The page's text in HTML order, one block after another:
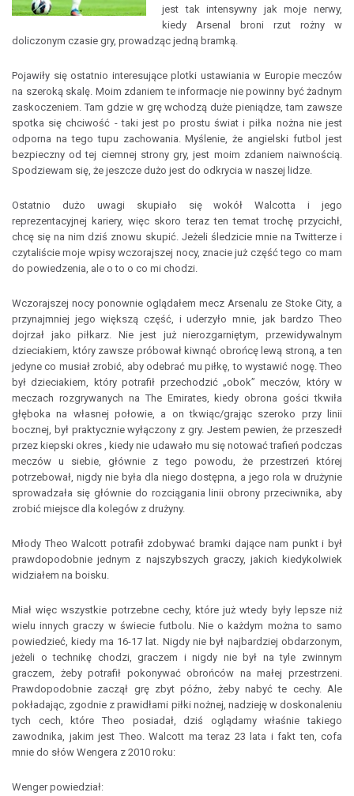
jest tak intensywny jak moje nerwy,
kiedy Arsenal broni rzut rożny w
doliczonym czasie gry, prowadząc jedną bramką.
Pojawiły się ostatnio interesujące plotki ustawiania w Europie meczów
na szeroką skalę. Moim zdaniem te informacje nie powinny być żadnym
zaskoczeniem. Tam gdzie w grę wchodzą duże pieniądze, tam zawsze
spotka się chciwość - taki jest po prostu świat i piłka nożna nie jest
odporna na tego tupu zachowania. Myślenie, że angielski futbol jest
bezpieczny od tej ciemnej strony gry, jest moim zdaniem naiwnością.
Spodziewam się, że jeszcze dużo jest do odkrycia w naszej lidze.
Ostatnio dużo uwagi skupiało się wokół Walcotta i jego
reprezentacyjnej kariery, więc skoro teraz ten temat trochę przycichł,
chcę się na nim dziś znowu skupić. Jeżeli śledzicie mnie na Twitterze i
czytaliście moje wpisy wczorajszej nocy, znacie już część tego co mam
do powiedzenia, ale o to o co mi chodzi.
Wczorajszej nocy ponownie oglądałem mecz Arsenalu ze Stoke City, a
przynajmniej jego większą część, i uderzyło mnie, jak bardzo Theo
dojrzał jako piłkarz. Nie jest już nierozgarniętym, przewidywalnym
dzieciakiem, który zawsze próbował kiwnąć obrońcę lewą stroną, a ten
jedyne co musiał zrobić, aby odebrać mu piłkę, to wystawić nogę. Theo
był dzieciakiem, który potrafił przechodzić „obok” meczów, który w
meczach rozgrywanych na The Emirates, kiedy obrona gości tkwiła
głęboka na własnej połowie, a on tkwiąc/grając szeroko przy linii
bocznej, był praktycznie wyłączony z gry. Jestem pewien, że przeszedł
przez kiepski okres , kiedy nie udawało mu się notować trafień podczas
meczów u siebie, głównie z tego powodu, że przestrzeń której
potrzebował, nigdy nie była dla niego dostępna, a jego rola w drużynie
sprowadzała się głównie do rozciągania linii obrony przeciwnika, aby
zrobić miejsce dla kolegów z drużyny.
Młody Theo Walcott potrafił zdobywać bramki dające nam punkt i był
prawdopodobnie jednym z najszybszych graczy, jakich kiedykolwiek
widziałem na boisku.
Miał więc wszystkie potrzebne cechy, które już wtedy były lepsze niż
wielu innych graczy w świecie futbolu. Nie o każdym można to samo
powiedzieć, kiedy ma 16-17 lat. Nigdy nie był najbardziej obdarzonym,
jeżeli o technikę chodzi, graczem i nigdy nie był na tyle zwinnym
graczem, żeby potrafił pokonywać obrońców na małej przestrzeni.
Prawdopodobnie zaczął grę zbyt późno, żeby nabyć te cechy. Ale
pokładając, zgodnie z prawidłami piłki nożnej, nadzieję w doskonaleniu
tych cech, które Theo posiadał, dziś oglądamy właśnie takiego
zawodnika, jakim jest Theo. Walcott ma teraz 23 lata i fakt ten, cofa
mnie do słów Wengera z 2010 roku:
Wenger powiedział: